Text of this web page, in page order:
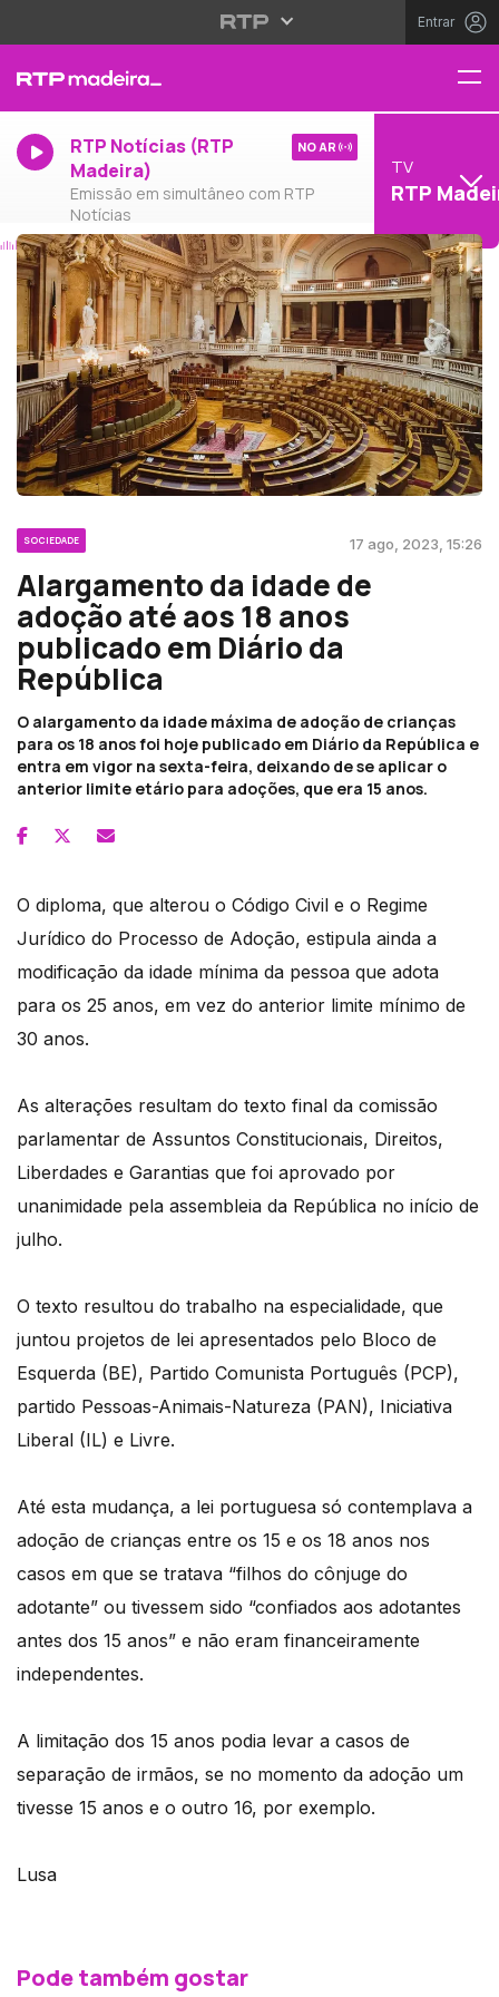
Entrar
RTP Notícias (RTP
Madeira)
Emissão em simultâneo com RTP
Notícias
NO AR
TV
RTP
SOCIEDADE 17 ago, 2023, 15:26
Alargamento da idade de
adoção até aos 18 anos
publicado em Diário da
República
O alargamento da idade máxima de adoção de crianças
para os 18 anos foi hoje publicado em Diário da República e
entra em vigor na sexta-feira, deixando de se aplicar o
anterior limite etário para adoções, que era 15 anos.
O diploma, que alterou o Código Civil e o Regime
Jurídico do Processo de Adoção, estipula ainda a
modificação da idade mínima da pessoa que adota
para os 25 anos, em vez do anterior limite mínimo de
30 anos.
As alterações resultam do texto final da comissão
parlamentar de Assuntos Constitucionais, Direitos,
Liberdades e Garantias que foi aprovado por
unanimidade pela assembleia da República no início de
julho.
O texto resultou do trabalho na especialidade, que
juntou projetos de lei apresentados pelo Bloco de
Esquerda (BE), Partido Comunista Português (PCP),
partido Pessoas-Animais-Natureza (PAN), Iniciativa
Liberal (IL) e Livre.
Até esta mudança, a lei portuguesa só contemplava a
adoção de crianças entre os 15 e os 18 anos nos
casos em que se tratava “filhos do cônjuge do
adotante” ou tivessem sido “confiados aos adotantes
antes dos 15 anos” e não eram financeiramente
independentes.
A limitação dos 15 anos podia levar a casos de
separação de irmãos, se no momento da adoção um
tivesse 15 anos e o outro 16, por exemplo.
Lusa
Pode também gostar